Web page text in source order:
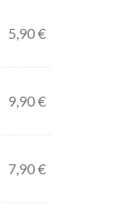
5,90€
9,90€
7,90€